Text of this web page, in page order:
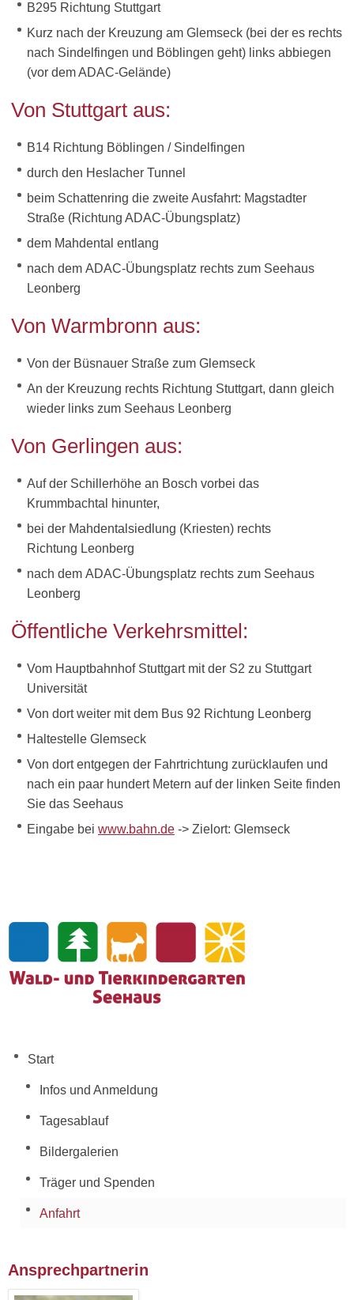
B295 Richtung Stuttgart
Kurz nach der Kreuzung am Glemseck (bei der es rechts
nach Sindelfingen und Böblingen geht) links abbiegen
(vor dem ADAC-Gelände)
Von Stuttgart aus:
B14 Richtung Böblingen / Sindelfingen
durch den Heslacher Tunnel
beim Schattenring die zweite Ausfahrt: Magstadter
Straße (Richtung ADAC-Übungsplatz)
dem Mahdental entlang
nach dem ADAC-Übungsplatz rechts zum Seehaus
Leonberg
Von Warmbronn aus:
Von der Büsnauer Straße zum Glemseck
An der Kreuzung rechts Richtung Stuttgart, dann gleich
wieder links zum Seehaus Leonberg
Von Gerlingen aus:
Auf der Schillerhöhe an Bosch vorbei das
Krummbachtal hinunter,
bei der Mahdentalsiedlung (Kriesten) rechts
Richtung Leonberg
nach dem ADAC-Übungsplatz rechts zum Seehaus
Leonberg
Öffentliche Verkehrsmittel:
Vom Hauptbahnhof Stuttgart mit der S2 zu Stuttgart
Universität
Von dort weiter mit dem Bus 92 Richtung Leonberg
Haltestelle Glemseck
Von dort entgegen der Fahrtrichtung zurücklaufen und
nach ein paar hundert Metern auf der linken Seite finden
Sie das Seehaus
Eingabe bei www.bahn.de -> Zielort: Glemseck
Start
Infos und Anmeldung
Tagesablauf
Bildergalerien
Träger und Spenden
Anfahrt
Ansprechpartnerin